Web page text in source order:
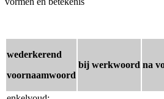
wederkerend
voornaamwoord
bij werkwoord na